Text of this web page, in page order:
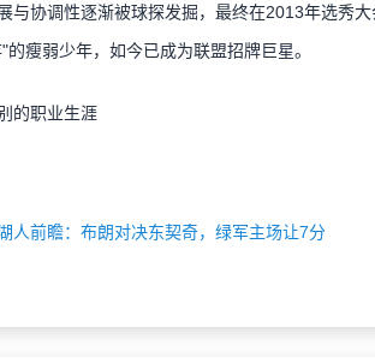
与协调性逐渐被球探发掘，最终在2013年选秀
瘦弱少年，如今已成为联盟招牌巨星。
职业生涯
人前瞻：布朗对决东契奇，绿军主场让7分